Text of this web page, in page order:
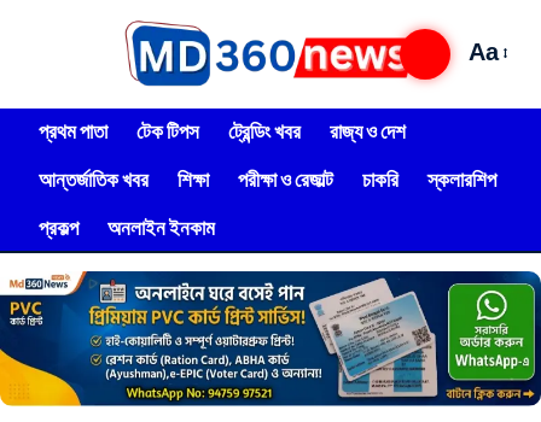
Aa
প্রথম পাতা টেক টিপস ট্রেন্ডিং খবর
রাজ্য ও দেশ
আন্তর্জাতিক খবর
শিক্ষা পরীক্ষা ও রেজাল্ট চাকরি
স্কলারশিপ
প্রকল্প
অনলাইন ইনকাম